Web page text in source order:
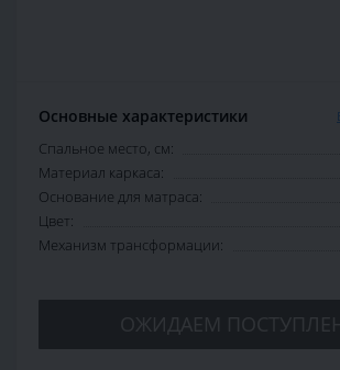
Основные характеристики
Спальное место, см:
Материал каркаса:
Основание для матраса:
Цвет:
Механизм трансформации:
ОЖИДАЕМ